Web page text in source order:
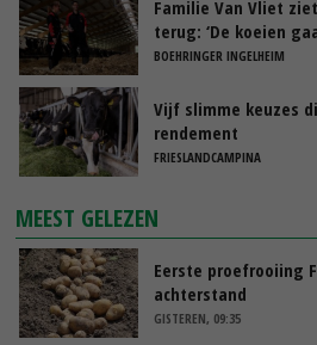
Familie Van Vliet
terug: ‘De koeien
BOEHRINGER INGELHEIM
Vijf slimme keuzes
rendement
FRIESLANDCAMPINA
MEEST GELEZEN
Eerste proefrooiing
achterstand
GISTEREN, 09:35